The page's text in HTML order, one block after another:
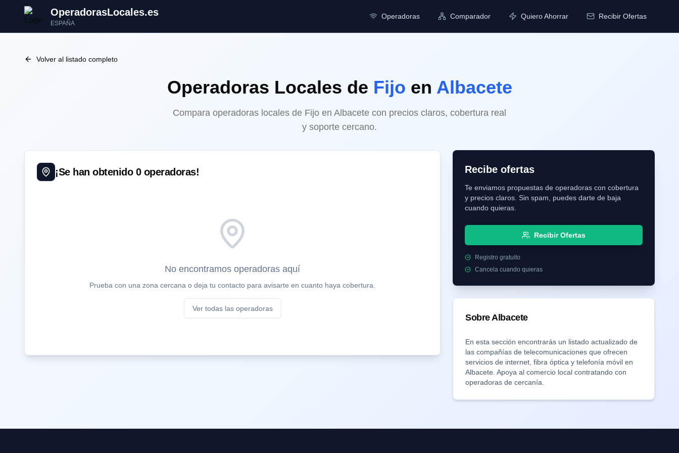
OperadorasLocales.es
ESPAÑA
Operadoras Comparador Quiero Ahorrar Recibir Ofertas
Volver al listado completo
Operadoras Locales de Fijo en Albacete
Compara operadoras locales de Fijo en Albacete con precios claros, cobertura real
y soporte cercano.
¡Se han obtenido 0operadoras!
No encontramos operadoras aquí
Prueba con una zona cercana o deja tu contacto para avisarte en cuanto haya cobertura.
Ver todas las operadoras
Recibe ofertas
Te enviamos propuestas de operadoras con cobertura
y precios claros. Sin spam, puedes darte de baja
cuando quieras.
Recibir Ofertas
Registro gratuito
Cancela cuando quieras
SobreAlbacete
En esta sección encontrarás un listado actualizado de
las compañías de telecomunicaciones que ofrecen
servicios de internet, fibra óptica y telefonía móvil en
Albacete . Apoya al comercio local contratando con
operadoras de cercanía.